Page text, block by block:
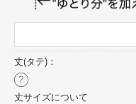
丈(タテ)：
丈サイズについて